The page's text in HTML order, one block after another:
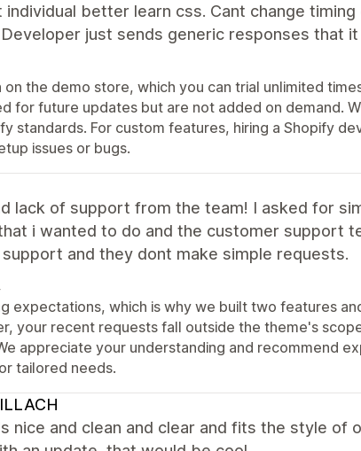
better learn css. Cant change
just sends generic responses that it
on the demo store, which you can trial unlimited
for future updates but are not added on demand.
standards. For custom features, hiring a Shopify
issues or bugs.
lack of support from the team! I asked for
i wanted to do and the customer support
and they dont make simple requests.
expectations, which is why we built two features
your recent requests fall outside the theme's
appreciate your understanding and recommend
tailored needs.
nice and clean and clear and fits the style of